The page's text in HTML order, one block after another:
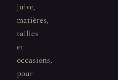
juive,
matières,
tailles
et
occasions,
pour